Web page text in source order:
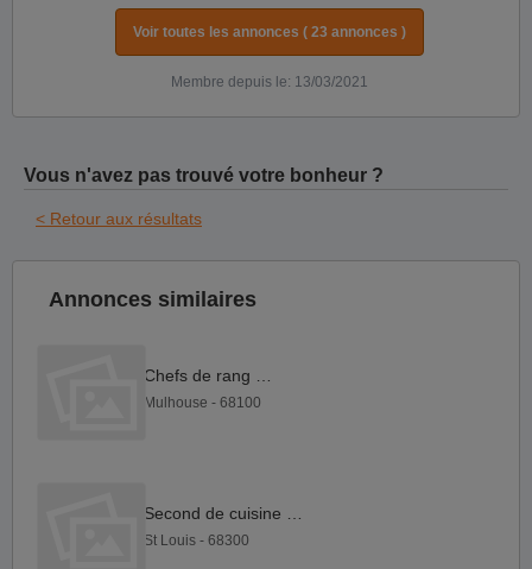
Voir toutes les annonces ( 23 annonces )
Membre depuis le: 13/03/2021
Vous n'avez pas trouvé votre bonheur ?
< Retour aux résultats
Annonces similaires
Mulhouse - 68100
St Louis - 68300